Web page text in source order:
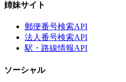
姉妹サイト
郵便番号検索API
法人番号検索API
駅・路線情報API
ソーシャル